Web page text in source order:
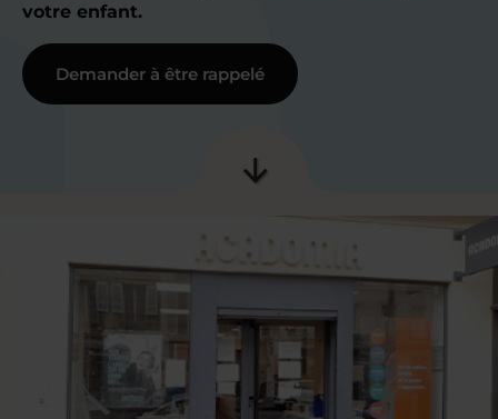
votre enfant.
Demander à être rappelé